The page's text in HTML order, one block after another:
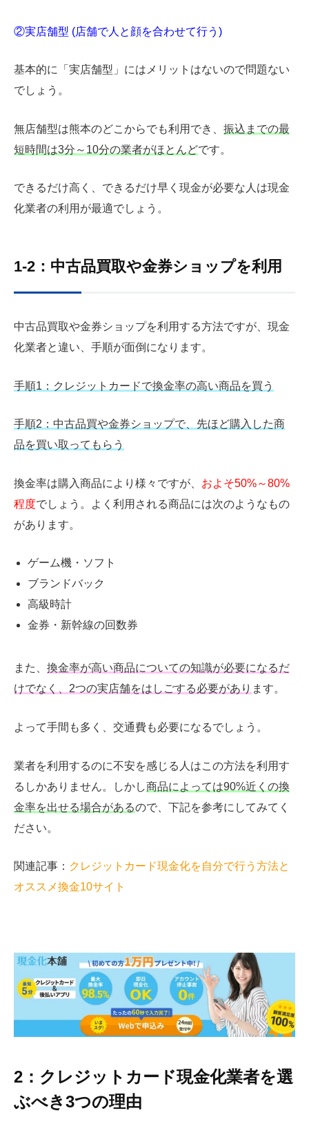
②実店舗型 (店舗で人と顔を合わせて行う)
基本的に「実店舗型」にはメリットはないので問題ない
でしょう。
無店舗型は熊本のどこからでも利用でき、 振込までの最
短時間は3分～10分の業者がほとんどです。
できるだけ高く、できるだけ早く現金が必要な人は現金
化業者の利用が最適でしょう。
1-2：中古品買取や金券ショップを利用
中古品買取や金券ショップを利用する方法ですが、現金
化業者と違い、手順が面倒になります。
手順1：クレジットカードで換金率の高い商品を買う
手順2：中古品買や金券ショップで、先ほど購入した商
品を買い取ってもらう
換金率は購入商品により様々ですが、 およそ50%～80%
程度でしょう。よく利用される商品には次のようなもの
があります。
ゲーム機・ソフト
ブランドバック
高級時計
金券・新幹線の回数券
また、 換金率が高い商品についての知識が必要になるだ
けでなく、2つの実店舗をはしごする必要があり ます。
よって手間も多く、交通費も必要になるでしょう。
業者を利用するのに不安を感じる人はこの方法を利用す
るしかありません。しかし商品によっては90%近くの換
金率を出せる場合があるので、下記を参考にしてみてく
ださい。
関連記事： クレジットカード現金化を自分で行う方法と
オススメ換金10サイト
2：クレジットカード現金化業者を選
ぶべき3つの理由